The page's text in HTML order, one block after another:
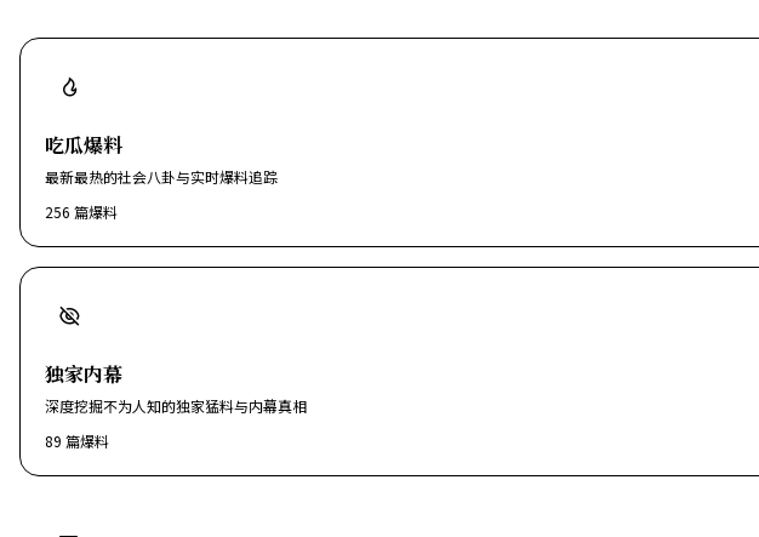
吃瓜爆料
最新最热的社会八卦与实时爆料追踪
256 篇爆料
独家内幕
深度挖掘不为人知的独家猛料与内幕真相
89 篇爆料